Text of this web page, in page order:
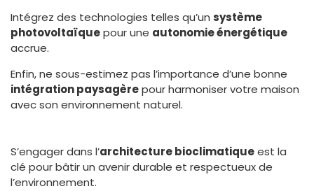
Intégrez des technologies telles qu’un système
photovoltaïquepour une autonomie énergétique
accrue.
Enfin, ne sous-estimez pas l’importance d’une bonne
intégration paysagèrepour harmoniser votre maison
avec son environnement naturel.
S’engager dans l’architecture bioclimatiqueest la
clé pour bâtir un avenir durable et respectueux de
l’environnement.